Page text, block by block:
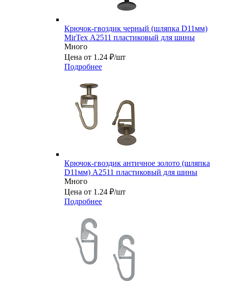
Крючок-гвоздик черный (шляпка D11мм)
MirTex А2511 пластиковый для шины
Много
Цена от 1.24 ₽/шт
Подробнее
Крючок-гвоздик античное золото (шляпка
D11мм) А2511 пластиковый для шины
Много
Цена от 1.24 ₽/шт
Подробнее